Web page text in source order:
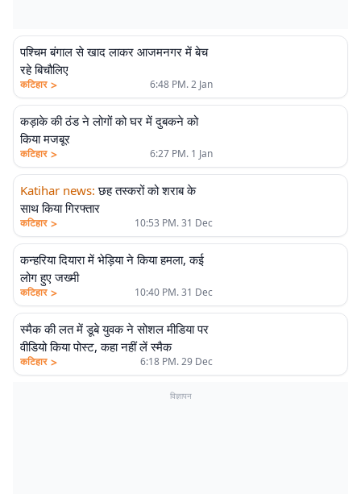
पश्चिम बंगाल से खाद लाकर आजमनगर में बेच
रहे बिचौलिए
कटिहार > 6:48 PM. 2 Jan
कड़ाके की ठंड ने लोगों को घर में दुबकने को
किया मजबूर
कटिहार > 6:27 PM. 1 Jan
Katihar news: छह तस्करों को शराब के
साथ किया गिरफ्तार
कटिहार > 10:53 PM. 31 Dec
कन्हरिया दियारा में भेड़िया ने किया हमला, कई
लोग हुए जख्मी
कटिहार > 10:40 PM. 31 Dec
स्मैक की लत में डूबे युवक ने सोशल मीडिया पर
वीडियो किया पोस्ट, कहा नहीं लें स्मैक
कटिहार > 6:18 PM. 29 Dec
विज्ञापन